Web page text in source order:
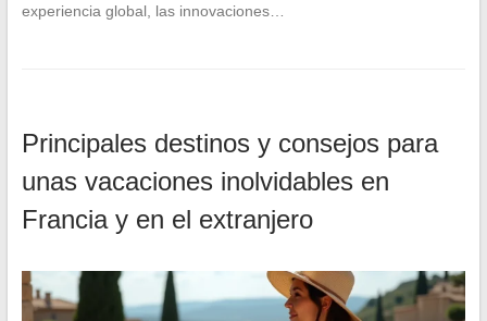
experiencia global, las innovaciones…
Principales destinos y consejos para
unas vacaciones inolvidables en
Francia y en el extranjero